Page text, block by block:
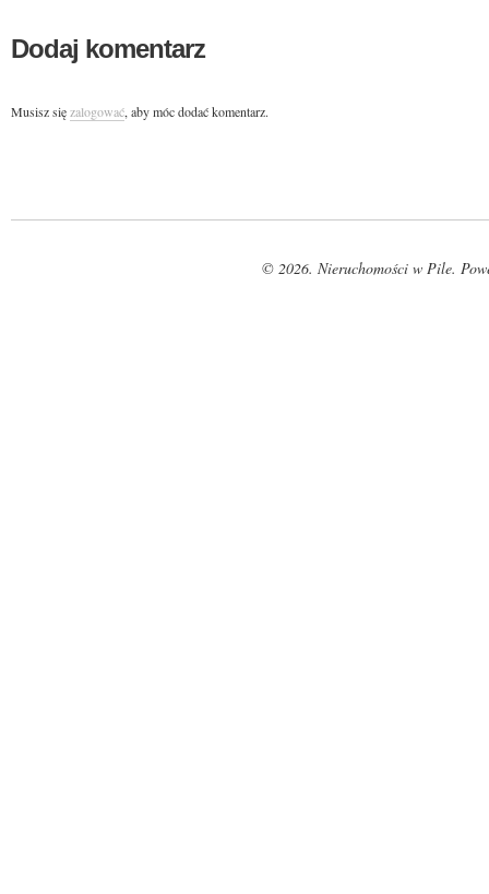
Dodaj komentarz
Musisz sięzalogować, aby móc dodać komentarz.
© 2026. Nieruchomości w Pile.